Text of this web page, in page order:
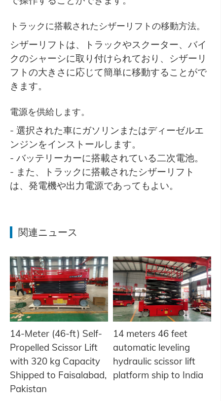
トラックに搭載されたシザーリフトの移動方法。
シザーリフトは、トラックやスクーター、バイ
クのシャーシに取り付けられており、シザーリ
フトの大きさに応じて簡単に移動することがで
きます。
電源を供給します。
- 選択された車にガソリンまたはディーゼルエ
ンジンをインストールします。
- バッテリーカーに搭載されている二次電池。
- また、トラックに搭載されたシザーリフト
は、発電機や出力電源であってもよい。
関連ニュース
14-Meter (46-ft) Self-
Propelled Scissor Lift
with 320 kg Capacity
Shipped to Faisalabad,
Pakistan
14 meters 46 feet
automatic leveling
hydraulic scissor lift
platform ship to India